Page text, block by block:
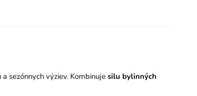
sezónnych výziev. Kombinuje silu bylinných